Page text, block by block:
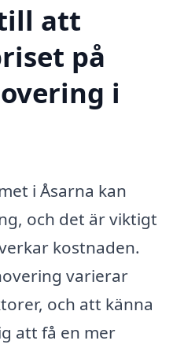
att
på
i
i Åsarna kan
och det är viktigt
kostnaden.
varierar
och att känna
att få en mer